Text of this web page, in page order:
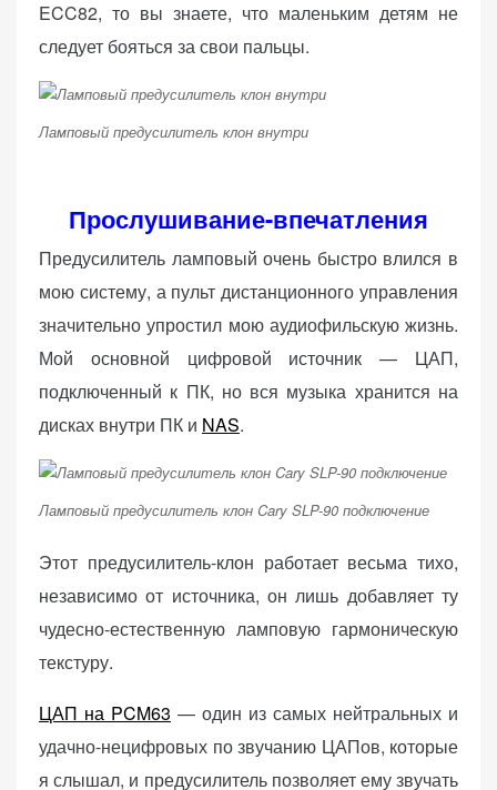
ECC82, то вы знаете, что маленьким детям не
следует бояться за свои пальцы.
Ламповый предусилитель клон внутри
Прослушивание-впечатления
Предусилитель ламповый очень быстро влился в
мою систему, а пульт дистанционного управления
значительно упростил мою аудиофильскую жизнь.
Мой основной цифровой источник — ЦАП,
подключенный к ПК, но вся музыка хранится на
дисках внутри ПК и NAS.
Ламповый предусилитель клон Cary SLP-90 подключение
Этот предусилитель-клон работает весьма тихо,
независимо от источника, он лишь добавляет ту
чудесно-естественную ламповую гармоническую
текстуру.
ЦАП на PCM63 — один из самых нейтральных и
удачно-нецифровых по звучанию ЦАПов, которые
я слышал, и предусилитель позволяет ему звучать